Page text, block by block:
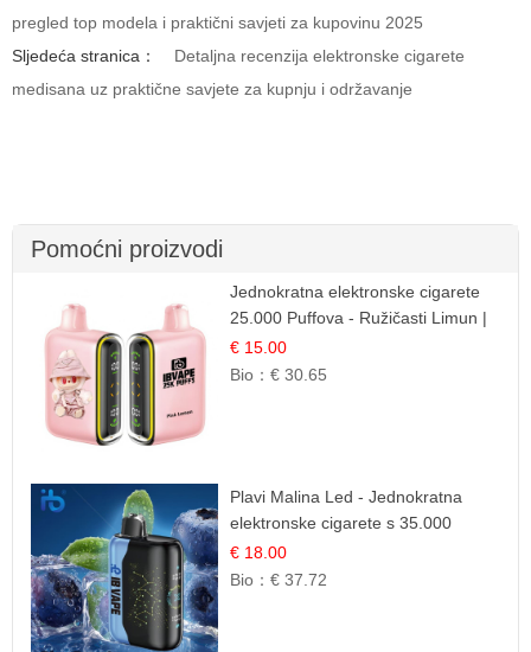
pregled top modela i praktični savjeti za kupovinu 2025
Sljedeća stranica：
Detaljna recenzija elektronske cigarete
medisana uz praktične savjete za kupnju i održavanje
Pomoćni proizvodi
Jednokratna elektronske cigarete
25.000 Puffova - Ružičasti Limun |
Osježavajuća Citrusna Aroma
€ 15.00
Bio：€ 30.65
Plavi Malina Led - Jednokratna
elektronske cigarete s 35.000
šlukova | IBVape
€ 18.00
Bio：€ 37.72